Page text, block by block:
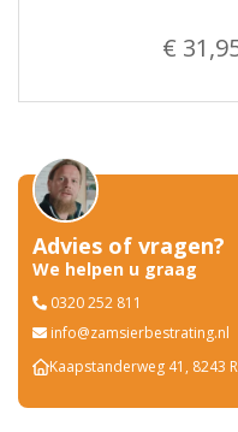
€
Advies of vragen?
We helpen u graag
0320 252 811
info@zamsierbestrating.nl
Kaapstanderweg 41, 8243